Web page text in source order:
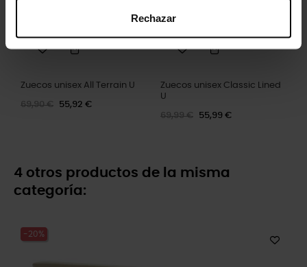
Rechazar
Zuecos unisex All Terrain U
69,90 € 55,92 €
Zuecos unisex Classic Lined
U
69,99 € 55,99 €
4 otros productos de la misma
categoría:
-20%